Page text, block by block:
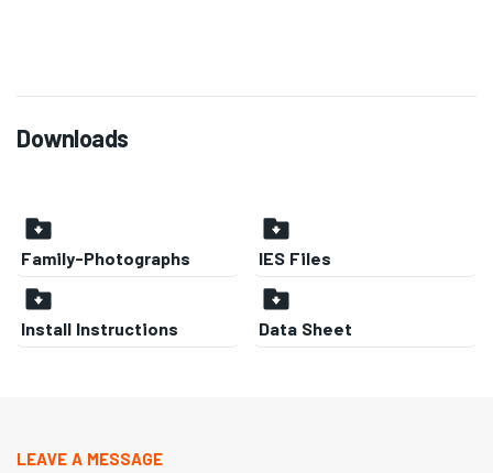
Downloads
Family-Photographs IES Files
Install Instructions Data Sheet
LEAVE A MESSAGE